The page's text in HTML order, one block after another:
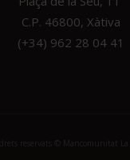
C.P. 46800, Xàtiva
(+34) 962 28 04 41